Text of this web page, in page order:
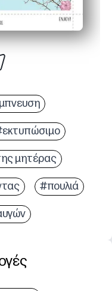
μητέρας
#πουλιά